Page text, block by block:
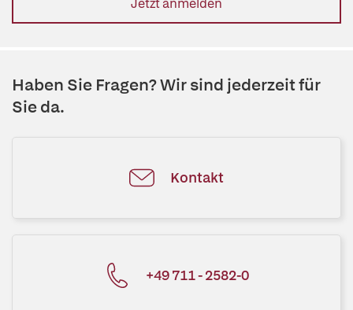
Jetzt anmelden
Haben Sie Fragen? Wir sind jederzeit für
Sie da.
Kontakt
+49 711 - 2582-0